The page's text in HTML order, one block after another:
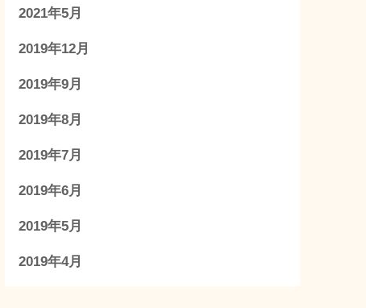
2021年5月
2019年12月
2019年9月
2019年8月
2019年7月
2019年6月
2019年5月
2019年4月